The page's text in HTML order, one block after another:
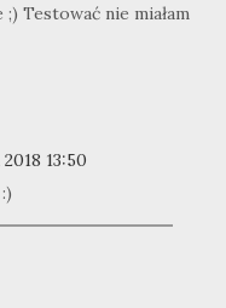
Testować nie miałam
13:50